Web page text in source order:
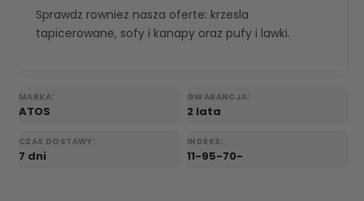
Sprawdz rowniez nasza oferte: krzesla
tapicerowane, sofy i kanapy oraz pufy i lawki.
MARKA:
ATOS
GWARANCJA:
2 lata
CZAS DOSTAWY:
7 dni
INDEKS:
11-95-70-